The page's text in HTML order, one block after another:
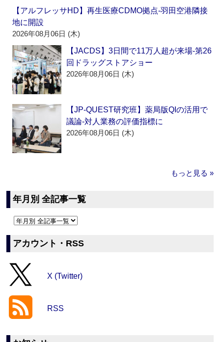
【アルフレッサHD】再生医療CDMO拠点‐羽田空港隣接
地に開設
2026年08月06日 (木)
【JACDS】3日間で11万人超が来場‐第26
回ドラッグストアショー
2026年08月06日 (木)
【JP-QUEST研究班】薬局版QIの活用で
議論‐対人業務の評価指標に
2026年08月06日 (木)
もっと見る »
年月別 全記事一覧
アカウント・RSS
X (Twitter)
RSS